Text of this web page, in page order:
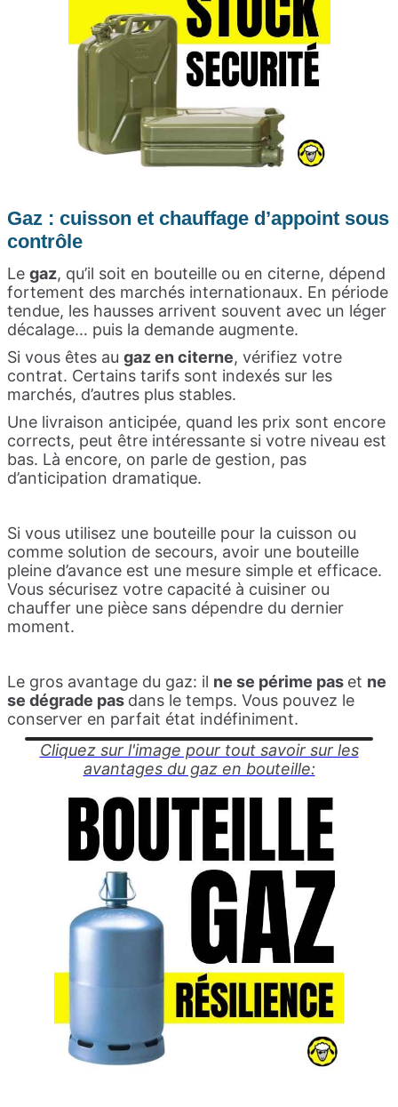
Gaz : cuisson et chauffage d’appoint sous
contrôle
Le gaz, qu’il soit en bouteille ou en citerne, dépend
fortement des marchés internationaux. En période
tendue, les hausses arrivent souvent avec un léger
décalage… puis la demande augmente.
Si vous êtes au gaz en citerne, vérifiez votre
contrat. Certains tarifs sont indexés sur les
marchés, d’autres plus stables.
Une livraison anticipée, quand les prix sont encore
corrects, peut être intéressante si votre niveau est
bas. Là encore, on parle de gestion, pas
d’anticipation dramatique.
Si vous utilisez une bouteille pour la cuisson ou
comme solution de secours, avoir une bouteille
pleine d’avance est une mesure simple et efficace.
Vous sécurisez votre capacité à cuisiner ou
chauffer une pièce sans dépendre du dernier
moment.
Le gros avantage du gaz: il ne se périme pas et ne
se dégrade pas dans le temps. Vous pouvez le
conserver en parfait état indéfiniment.
Cliquez sur l'image pour tout savoir sur les
avantages du gaz en bouteille: